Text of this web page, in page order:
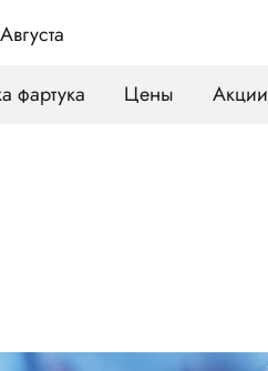
фартука Цены Акции